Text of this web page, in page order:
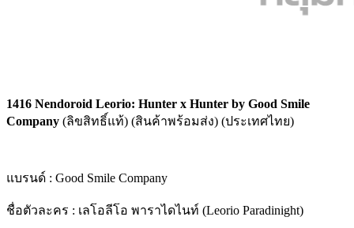
1416 Nendoroid Leorio: Hunter x Hunter by Good Smile
Company (ลิขสิทธิ์แท้) (สินค้าพร้อมส่ง) (ประเทศไทย)
แบรนด์ : Good Smile Company
ชื่อตัวละคร : เลโอลีโอ พาราไดไนท์ (Leorio Paradinight)